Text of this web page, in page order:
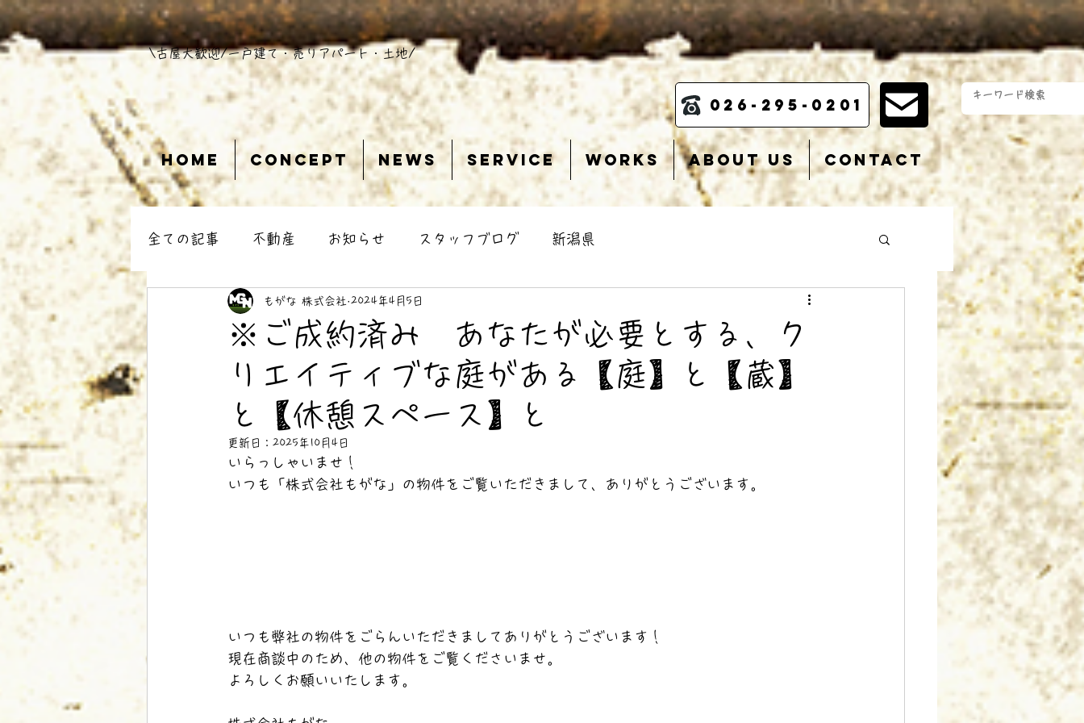
​\古屋大歓迎/一戸建て・売りアパート・土地/
026-295-0201
Home Concept News service Works About us Contact
全ての記事 不動産 お知らせ スタッフブログ 新潟県
※ご成約済み あなたが必要とする、ク
リエイティブな庭がある【庭】と【蔵】
と【休憩スペース】と
もがな 株式会社 2024年4月5日
更新日： 2025年10月4日
いらっしゃいませ！
いつも「株式会社もがな」の物件をご覧いただきまして、ありがとうございます。
いつも弊社の物件をごらんいただきましてありがとうございます！
現在商談中のため、他の物件をご覧くださいませ。
よろしくお願いいたします。